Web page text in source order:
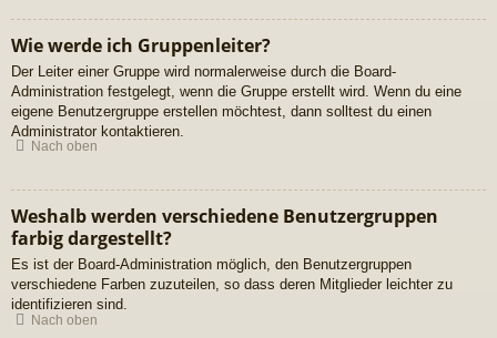
Wie werde ich Gruppenleiter?
Der Leiter einer Gruppe wird normalerweise durch die Board-
Administration festgelegt, wenn die Gruppe erstellt wird. Wenn du eine
eigene Benutzergruppe erstellen möchtest, dann solltest du einen
Administrator kontaktieren.
Nach oben
Weshalb werden verschiedene Benutzergruppen
farbig dargestellt?
Es ist der Board-Administration möglich, den Benutzergruppen
verschiedene Farben zuzuteilen, so dass deren Mitglieder leichter zu
identifizieren sind.
Nach oben